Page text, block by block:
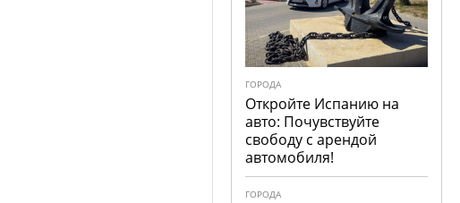
ГОРОДА
Откройте Испанию на
авто: Почувствуйте
свободу с арендой
автомобиля!
ГОРОДА